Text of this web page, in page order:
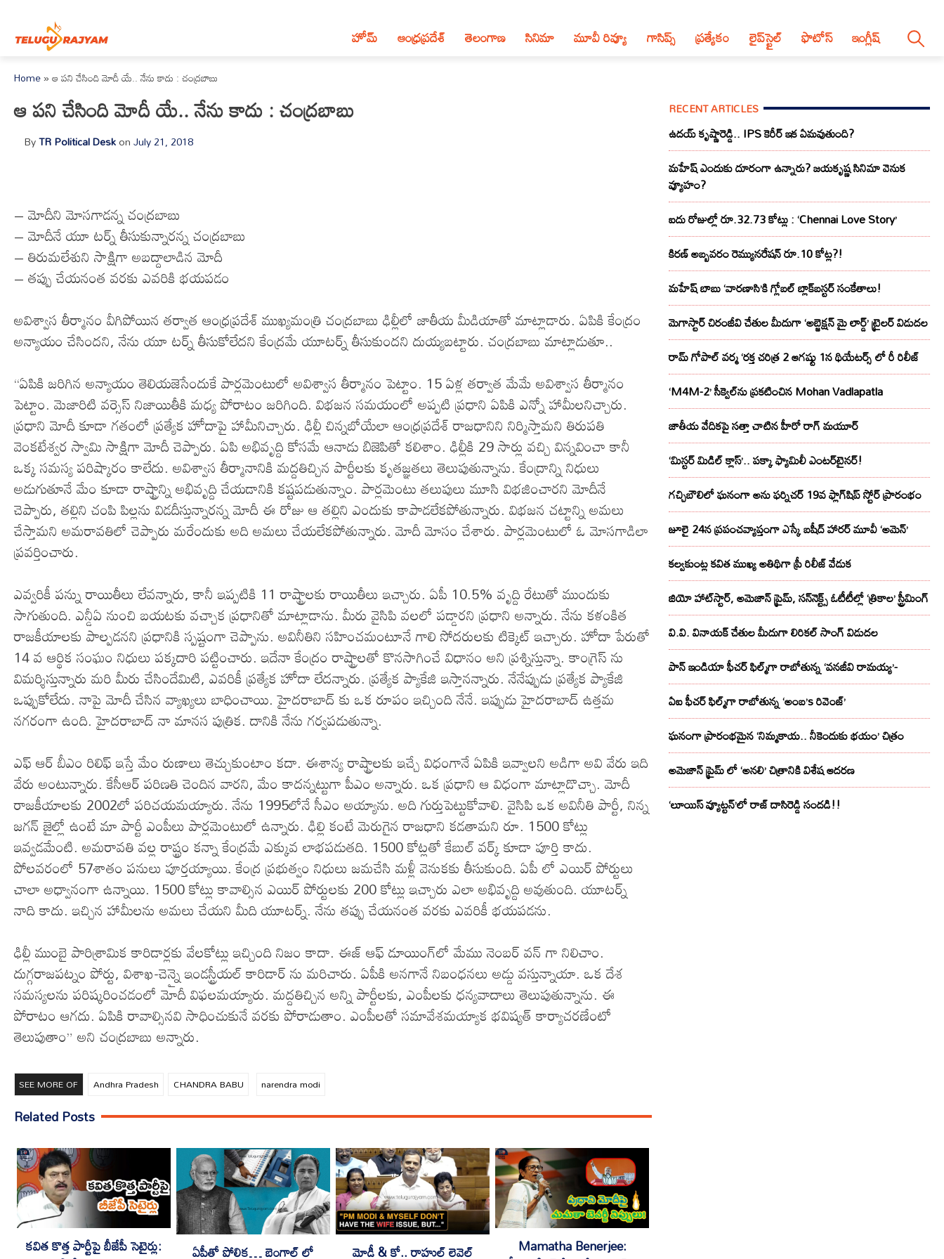
హోమ్ ఆంధ్ర‌ప్ర‌దేశ్‌ తెలంగాణ‌ సినిమా మూవీ రివ్యూ గాసిప్స్ ప్రత్యేకం లైప్‌స్టైల్‌ ఫొటోస్ ఇంగ్లీష్
Home»ఆ పని చేసింది మోదీ యే.. నేను కాదు : చంద్రబాబు
ఆ పని చేసింది మోదీ యే.. నేను కాదు : చంద్రబాబు
ByTR Political DeskonJuly 21, 2018
– మోదీని మోసగాడన్న చంద్రబాబు
– మోదీనే యూ టర్న్ తీసుకున్నారన్న చంద్రబాబు
– తిరుమలేశుని సాక్షిగా అబద్దాలాడిన మోదీ
– తప్పు చేయనంత వరకు ఎవరికి భయపడం
అవిశ్వాస తీర్మానం వీగిపోయిన తర్వాత ఆంధ్రప్రదేశ్ ముఖ్యమంత్రి చంద్రబాబు ఢిల్లీలో జాతీయ మీడియాతో మాట్లాడారు. ఏపికి కేంద్రం
అన్యాయం చేసిందని, నేను యూ టర్న్ తీసుకోలేదని కేంద్రమే యూటర్న్ తీసుకుందని దుయ్యబట్టారు. చంద్రబాబు మాట్లాడుతూ..
“ఏపికి జరిగిన అన్యాయం తెలియజెసేందుకే పార్లమెంటులో అవిశ్వాస తీర్మానం పెట్టాం. 15 ఏళ్ల తర్వాత మేమే అవిశ్వాస తీర్మానం
పెట్టాం. మెజారిటి వర్సెస్ నిజాయితీకి మధ్య పోరాటం జరిగింది. విభజన సమయంలో అప్పటి ప్రధాని ఏపికి ఎన్నో హామీలనిచ్చారు.
ప్రధాని మోదీ కూడా గతంలో ప్రత్యేక హోదాపై హామీనిచ్చారు. ఢిల్లీ చిన్నబోయేలా ఆంధ్రప్రదేశ్ రాజధానిని నిర్మిస్తామని తిరుపతి
వెంకటేశ్వర స్వామి సాక్షిగా మోదీ చెప్పారు. ఏపి అభివృద్ది కోసమే ఆనాడు బిజెపితో కలిశాం. ఢిల్లీకి 29 సార్లు వచ్చి విన్నవించా కానీ
ఒక్క సమస్య పరిష్కారం కాలేదు. అవిశ్వాస తీర్మానానికి మద్దతిచ్చిన పార్టీలకు కృతజ్ఞతలు తెలుపుతున్నాను. కేంద్రాన్ని నిధులు
అడుగుతూనే మేం కూడా రాష్ట్రాన్ని అభివృద్ది చేయడానికి కష్టపడుతున్నాం. పార్లమెంటు తలుపులు మూసి విభజించారని మోదీనే
చెప్పారు, తల్లిని చంపి పిల్లను విడదీస్తున్నారన్న మోదీ ఈ రోజు ఆ తల్లిని ఎందుకు కాపాడలేకపోతున్నారు. విభజన చట్టాన్ని అమలు
చేస్తామని అమరావతిలో చెప్పారు మరేందుకు అది అమలు చేయలేకపోతున్నారు. మోదీ మోసం చేశారు. పార్లమెంటులో ఓ మోసగాడిలా
ప్రవర్తించారు.
ఎవ్వరికీ పన్ను రాయితీలు లేవన్నారు, కానీ ఇప్పటికి 11 రాష్ట్రాలకు రాయితీలు ఇచ్చారు. ఏపీ 10.5% వృద్ది రేటుతో ముందుకు
సాగుతుంది. ఎన్డీఏ నుంచి బయటకు వచ్చాక ప్రధానితో మాట్లాడాను. మీరు వైసిపి వలలో పడ్డారని ప్రధాని అన్నారు. నేను కళంకిత
రాజకీయాలకు పాల్పడనని ప్రధానికి స్పష్టంగా చెప్పాను. అవినీతిని సహించమంటూనే గాలి సోదరులకు టిక్కెట్ ఇచ్చారు. హోదా పేరుతో
14 వ ఆర్థిక సంఘం నిధులు పక్కదారి పట్టించారు. ఇదేనా కేంద్రం రాష్ట్రాలతో కొనసాగించే విధానం అని ప్రశ్నిస్తున్నా. కాంగ్రెస్ ను
విమర్శిస్తున్నారు మరి మీరు చేసిందేమిటి, ఎవరికీ ప్రత్యేక హోదా లేదన్నారు. ప్రత్యేక ప్యాకేజి ఇస్తానన్నారు. నేనేప్పుడు ప్రత్యేక ప్యాకేజి
ఒప్పుకోలేదు. నాపై మోదీ చేసిన వ్యాఖ్యలు బాధించాయి. హైదరాబాద్ కు ఒక రూపం ఇచ్చింది నేనే. ఇప్పుడు హైదరాబాద్ ఉత్తమ
నగరంగా ఉంది. హైదరాబాద్ నా మానస పుత్రిక. దానికి నేను గర్వపడుతున్నా.
ఎఫ్ ఆర్ బీఎం రిలిఫ్ ఇస్తే మేం రుణాలు తెచ్చుకుంటాం కదా. ఈశాన్య రాష్ట్రాలకు ఇచ్చే విధంగానే ఏపికి ఇవ్వాలని అడిగా అవి వేరు ఇది
వేరు అంటున్నారు. కేసీఆర్ పరిణతి చెందిన వారని, మేం కాదన్నట్టుగా పీఎం అన్నారు. ఒక ప్రధాని ఆ విధంగా మాట్లాడొచ్చా. మోదీ
రాజకీయాలకు 2002లో పరిచయమయ్యారు. నేను 1995లోనే సీఎం అయ్యాను. అది గుర్తుపెట్టుకోవాలి. వైసిపి ఒక అవినీతి పార్టీ, నిన్న
జగన్ జైల్లో ఉంటే మా పార్టీ ఎంపీలు పార్లమెంటులో ఉన్నారు. ఢిల్లి కంటే మెరుగైన రాజధాని కడతామని రూ. 1500 కోట్లు
ఇవ్వడమేంటి. అమరావతి వల్ల రాష్ట్రం కన్నా కేంద్రమే ఎక్కువ లాభపడుతది. 1500 కోట్లతో కేబుల్ వర్క్ కూడా పూర్తి కాదు.
పోలవరంలో 57శాతం పనులు పూర్తయ్యాయి. కేంద్ర ప్రభుత్వం నిధులు జమచేసి మళ్లీ వెనుకకు తీసుకుంది. ఏపీ లో ఎయిర్ పోర్టులు
చాలా అధ్వానంగా ఉన్నాయి. 1500 కోట్లు కావాల్సిన ఎయిర్ పోర్టులకు 200 కోట్లు ఇచ్చారు ఎలా అభివృద్ది అవుతుంది. యూటర్న్
నాది కాదు. ఇచ్చిన హామీలను అమలు చేయని మీది యూటర్న్. నేను తప్పు చేయనంత వరకు ఎవరికీ భయపడను.
ఢిల్లీ ముంబై పారిశ్రామిక కారిడార్లకు వేలకోట్లు ఇచ్చింది నిజం కాదా. ఈజ్ ఆఫ్ డూయింగ్‌లో మేము నెంబర్ వన్ గా నిలిచాం.
దుగ్గరాజపట్నం పోర్టు, విశాఖ-చెన్నై ఇండస్ట్రీయల్ కారిడార్ ను మరిచారు. ఏపీకి అనగానే నిబంధనలు అడ్డు వస్తున్నాయా. ఒక దేశ
సమస్యలను పరిష్కరించడంలో మోదీ విఫలమయ్యారు. మద్దతిచ్చిన అన్ని పార్టీలకు, ఎంపీలకు ధన్యవాదాలు తెలుపుతున్నాను. ఈ
పోరాటం ఆగదు. ఏపికి రావాల్సినవి సాధించుకునే వరకు పోరాడుతాం. ఎంపీలతో సమావేశమయ్యాక భవిష్యత్ కార్యాచరణేంటో
తెలుపుతాం” అని చంద్రబాబు అన్నారు.
SEE MORE OF Andhra Pradesh CHANDRA BABU narendra modi
Related Posts
కవిత కొత్త పార్టీపై బీజేపీ సెటైర్లు: ఏపీతో పోలిక… బెంగాల్ లో మోడీ & కో.. రాహుల్ లెవెల్ Mamatha Benerjee:
RECENT ARTICLES
ఉదయ్ కృష్ణారెడ్డి.. IPS కెరీర్ ఇక ఏమవుతుంది?
మహేష్ ఎందుకు దూరంగా ఉన్నారు? జయకృష్ణ సినిమా వెనుక
వ్యూహం?
ఐదు రోజుల్లో రూ.32.73 కోట్లు : ‘Chennai Love Story’
కిరణ్ అబ్బవరం రెమ్యునరేషన్ రూ.10 కోట్ల?!
మహేష్ బాబు ‘వారణాసి’కి గ్లోబల్ బ్లాక్‌బస్టర్ సంకేతాలు!
మెగాస్టార్ చిరంజీవి చేతుల మీదుగా ‘అబ్జెక్ష‌న్ మై లార్డ్‌’ ట్రైల‌ర్ విడుద‌ల
రామ్ గోపాల్ వర్మ ‘రక్త చరిత్ర 2 ఆగష్టు 1న థియేటర్స్ లో రీ రిలీజ్
‘M4M-2’ సీక్వెల్‌ను ప్రకటించిన Mohan Vadlapatla
జాతీయ వేదికపై సత్తా చాటిన హీరో రాగ్ మయూర్‌
‘మిస్టర్ మిడిల్ క్లాస్’.. పక్కా ఫ్యామిలీ ఎంటర్‌టైనర్!
గచ్చిబౌలిలో ఘనంగా అను ఫర్నిచర్ 19వ ఫ్లాగ్‌షిప్ స్టోర్ ప్రారంభం
జూలై 24న ప్రపంచవ్యాప్తంగా ఎస్కే బషీద్‌ హారర్ మూవీ ‘అమెన్’
కల్వకుంట్ల కవిత ముఖ్య అతిథిగా ప్రీ రిలీజ్ వేడుక
జియో హాట్‌స్టార్, అమెజాన్ ప్రైమ్, సన్‌నెక్ట్స్ ఓటీటీల్లో ‘త్రికాల’ స్ట్రీమింగ్
వి.వి. వినాయక్ చేతుల మీదుగా లిరికల్ సాంగ్ విడుదల
పాన్ ఇండియా ఫీచర్ ఫిల్మ్‌గా రాబోతున్న ‘వనజీవి రామయ్య’-
ఏఐ ఫీచర్ ఫిల్మ్‌గా రాబోతున్న ‘అంబ’s రివెంజ్’
ఘనంగా ప్రారంభమైన ‘నిమ్మకాయ.. నీకెందుకు భయం’ చిత్రం
అమెజాన్ ప్రైమ్ లో ‘అనలి’ చిత్రానికి విశేష ఆదరణ
‘లూయిస్ వ్యూట్టన్’లో రాజ్ దాసిరెడ్డి సందడి!!